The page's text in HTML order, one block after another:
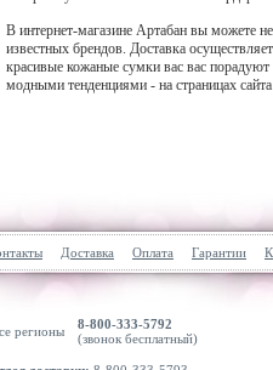
В интернет-магазине Артабан вы можете
известных брендов. Доставка
красивые кожаные сумки вас вас
модными тенденциями - на страницах
Доставка Оплата Гарантии
регионы
8-800-333-5792
(звонок бесплатный)